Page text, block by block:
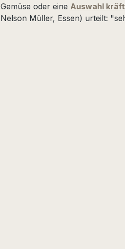
oder eine Auswahl
Müller, Essen) urteilt: